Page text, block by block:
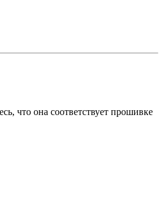
что она соответствует прошивке